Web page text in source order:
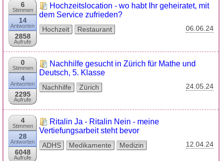
6
Stimmen
14
Antworten
2858
Aufrufe
Hochzeitslocation - wo habt Ihr geheiratet, mit
dem Service zufrieden?
Hochzeit Restaurant 06.06.24
0
Stimmen
4
Antworten
2295
Aufrufe
Nachhilfe gesucht in Zürich für Mathe und
Deutsch, 5. Klasse
Nachhilfe Zürich 24.05.24
4
Stimmen
28
Antworten
6048
Aufrufe
Ritalin Ja - Ritalin Nein - meine
Vertiefungsarbeit steht bevor
ADHS Medikamente Medizin 12.04.24